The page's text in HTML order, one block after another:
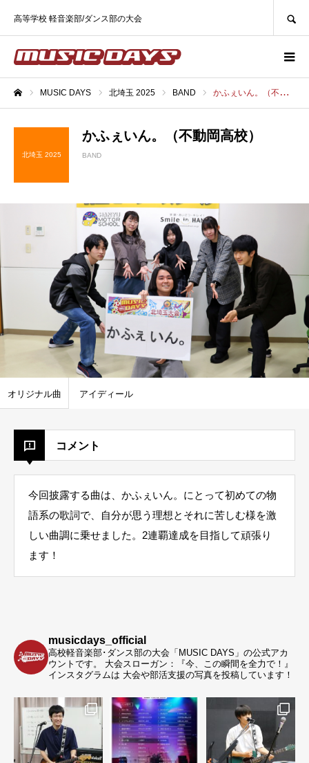
高等学校 軽音楽部/ダンス部の大会
MUSIC DAYS 北埼玉 2025 BAND かふぇいん。（不動岡高校）
北埼玉 2025
かふぇいん。（不動岡高校）
BAND
オリジナル曲 アイディール
コメント
今回披露する曲は、かふぇいん。にとって初めての物
語系の歌詞で、自分が思う理想とそれに苦しむ様を激
しい曲調に乗せました。2連覇達成を目指して頑張り
ます！
musicdays_official
高校軽音楽部･ダンス部の大会「MUSIC DAYS」の公式アカ
ウントです。
大会スローガン：『今、この瞬間を全力で！』
インスタグラムは 大会や部活支援の写真を投稿しています！